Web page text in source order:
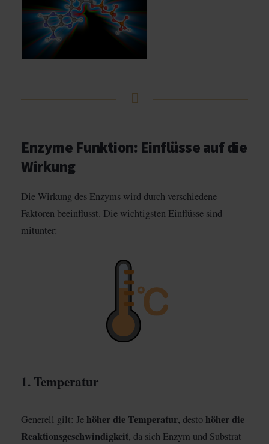
Enzyme Funktion: Einflüsse auf die
Wirkung
Die Wirkung des Enzyms wird durch verschiedene
Faktoren beeinflusst. Die wichtigsten Einflüsse sind
mitunter:
1. Temperatur
Generell gilt: Je höher die Temperatur, desto höher die
Reaktionsgeschwindigkeit, da sich Enzym und Substrat